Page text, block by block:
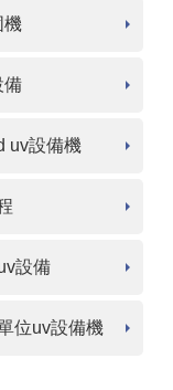
機
備
uv設備機
設備
位uv設備機